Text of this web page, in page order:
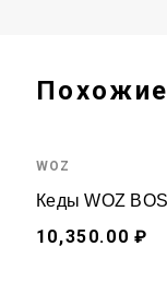
WOZ
Кеды WOZ
10,350.00 ₽